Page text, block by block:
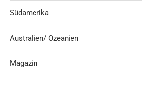
Südamerika
Australien/ Ozeanien
Magazin